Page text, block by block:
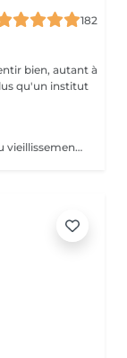
182
bien, autant à
qu'un institut
La lumière pulsée permet de retarder l'effet du vieillissement cutané. Ce soin photo rajeunissant transforme la lumière en chaleur ce qui stimule la génération de collagène et d'élastines. ATTENTION - Ne pas être sous traitement médicamenteux photo sensibilisant au moment du traitement.